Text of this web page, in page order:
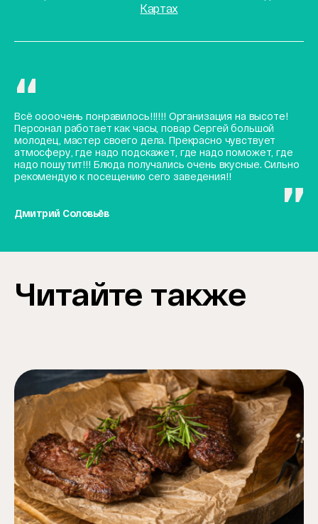
Картах
Всё оооочень понравилось!!!!!! Организация на высоте!
Персонал работает как часы, повар Сергей большой
молодец, мастер своего дела. Прекрасно чувствует
атмосферу, где надо подскажет, где надо поможет, где
надо пошутит!!! Блюда получались очень вкусные. Сильно
рекомендую к посещению сего заведения!!
Дмитрий Соловьёв
Читайте также